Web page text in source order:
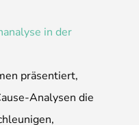
in der
präsentiert,
Analysen die